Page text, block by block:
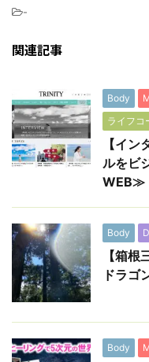
-
関連記事
Body
ライフコ
【イ
ルをビ
WEB≫
Body
【箱
ドラゴ
Body